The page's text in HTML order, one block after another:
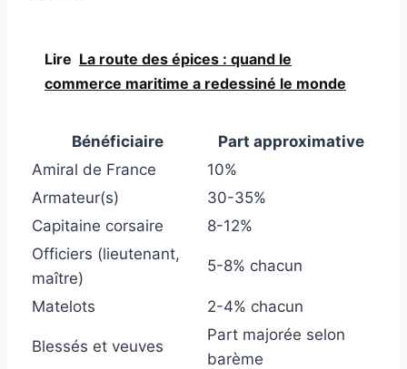
Lire La route des épices : quand le
commerce maritime a redessiné le monde
Bénéficiaire
Part approximative
Amiral de France
10%
Armateur(s)
30-35%
Capitaine corsaire
8-12%
Officiers (lieutenant,
maître)
5-8% chacun
Matelots 2-4% chacun
Blessés et veuves
Part majorée selon
barème